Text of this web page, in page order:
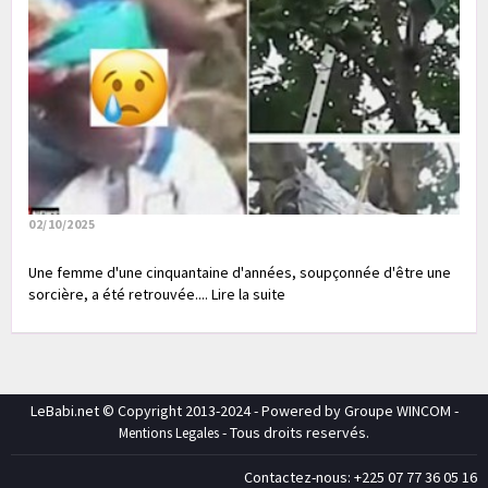
02/10/2025
Une femme d'une cinquantaine d'années, soupçonnée d'être une
sorcière, a été retrouvée.... Lire la suite
LeBabi.net © Copyright 2013-2024 - Powered by Groupe WINCOM -
Mentions Legales- Tous droits reservés.
Contactez-nous: +225 07 77 36 05 16